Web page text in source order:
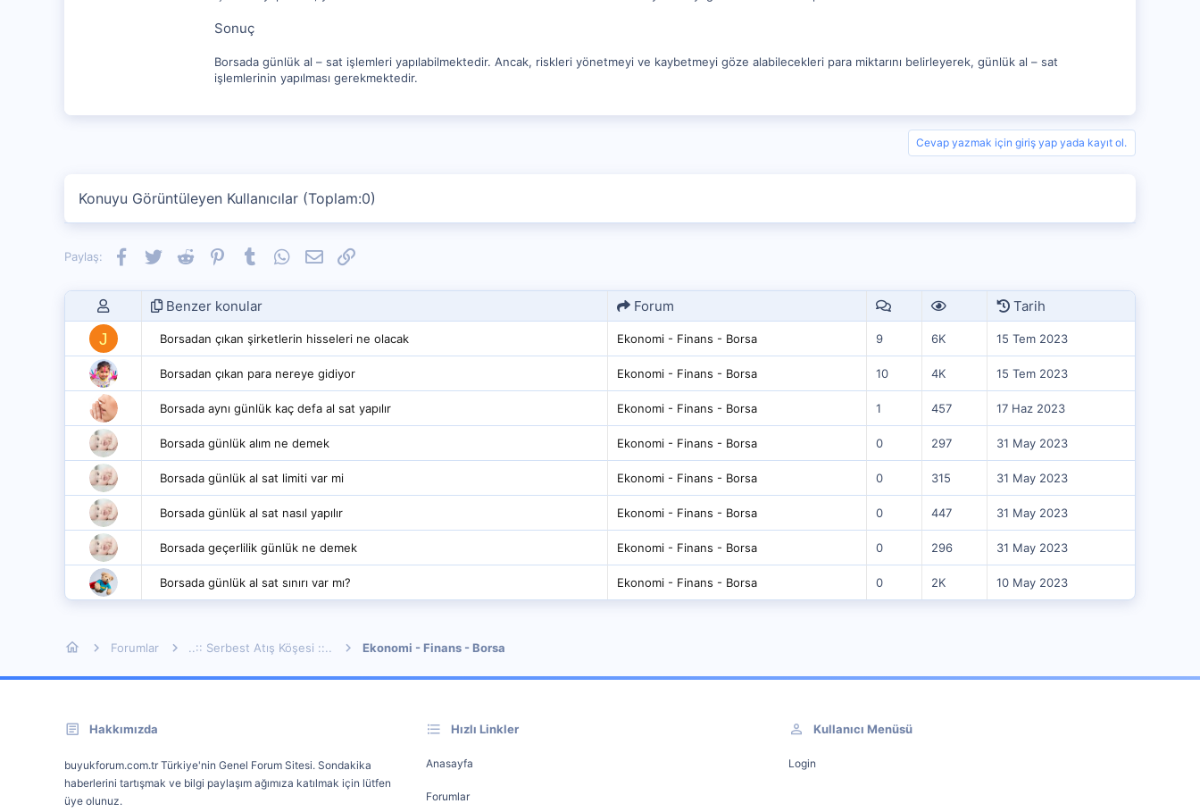
Sonuç
Borsada günlük al – sat işlemleri yapılabilmektedir. Ancak, riskleri yönetmeyi ve kaybetmeyi göze alabilecekleri para miktarını belirleyerek, günlük al – sat
işlemlerinin yapılması gerekmektedir.
Cevap yazmak için giriş yap yada kayıt ol.
Konuyu Görüntüleyen Kullanıcılar (Toplam:0)
Paylaş: Facebook
TwitterReddit PinterestTumblrWhatsApp
E-postaLink
Benzer konular Forum Tarih
J Borsadan çıkan şirketlerin hisseleri ne olacak Ekonomi - Finans - Borsa 9 6K 15 Tem 2023
Borsadan çıkan para nereye gidiyor Ekonomi - Finans - Borsa 10 4K 15 Tem 2023
Borsada aynı günlük kaç defa al sat yapılır Ekonomi - Finans - Borsa 1 457 17 Haz 2023
Borsada günlük alım ne demek Ekonomi - Finans - Borsa 0 297 31 May 2023
Borsada günlük al sat limiti var mi Ekonomi - Finans - Borsa 0 315 31 May 2023
Borsada günlük al sat nasıl yapılır Ekonomi - Finans - Borsa 0 447 31 May 2023
Borsada geçerlilik günlük ne demek Ekonomi - Finans - Borsa 0 296 31 May 2023
Borsada günlük al sat sınırı var mı? Ekonomi - Finans - Borsa 0 2K 10 May 2023
Forumlar ..:: Serbest Atış Köşesi ::.. Ekonomi - Finans - Borsa
Hakkımızda
buyukforum.com.tr Türkiye'nin Genel Forum Sitesi. Sondakika
haberlerini tartışmak ve bilgi paylaşım ağımıza katılmak için lütfen
üye olunuz.
Hızlı Linkler
Anasayfa
Forumlar
Kullanıcı Menüsü
Login